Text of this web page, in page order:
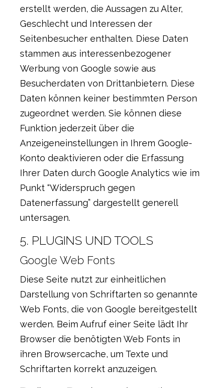
erstellt werden, die Aussagen zu Alter,
Geschlecht und Interessen der
Seitenbesucher enthalten. Diese Daten
stammen aus interessenbezogener
Werbung von Google sowie aus
Besucherdaten von Drittanbietern. Diese
Daten können keiner bestimmten Person
zugeordnet werden. Sie können diese
Funktion jederzeit über die
Anzeigeneinstellungen in Ihrem Google-
Konto deaktivieren oder die Erfassung
Ihrer Daten durch Google Analytics wie im
Punkt “Widerspruch gegen
Datenerfassung” dargestellt generell
untersagen.
5. PLUGINS UND TOOLS
Google Web Fonts
Diese Seite nutzt zur einheitlichen
Darstellung von Schriftarten so genannte
Web Fonts, die von Google bereitgestellt
werden. Beim Aufruf einer Seite lädt Ihr
Browser die benötigten Web Fonts in
ihren Browsercache, um Texte und
Schriftarten korrekt anzuzeigen.